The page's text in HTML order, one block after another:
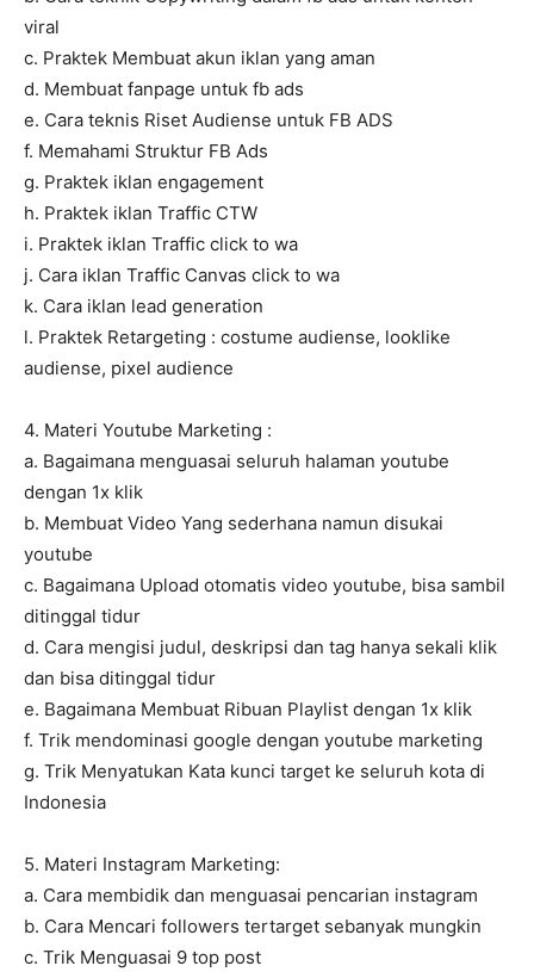
viral
c. Praktek Membuat akun iklan yang aman
d. Membuat fanpage untuk fb ads
e. Cara teknis Riset Audiense untuk FB ADS
f. Memahami Struktur FB Ads
g. Praktek iklan engagement
h. Praktek iklan Traffic CTW
i. Praktek iklan Traffic click to wa
j. Cara iklan Traffic Canvas click to wa
k. Cara iklan lead generation
l. Praktek Retargeting : costume audiense, looklike
audiense, pixel audience
4. Materi Youtube Marketing :
a. Bagaimana menguasai seluruh halaman youtube
dengan 1x klik
b. Membuat Video Yang sederhana namun disukai
youtube
c. Bagaimana Upload otomatis video youtube, bisa sambil
ditinggal tidur
d. Cara mengisi judul, deskripsi dan tag hanya sekali klik
dan bisa ditinggal tidur
e. Bagaimana Membuat Ribuan Playlist dengan 1x klik
f. Trik mendominasi google dengan youtube marketing
g. Trik Menyatukan Kata kunci target ke seluruh kota di
Indonesia
5. Materi Instagram Marketing:
a. Cara membidik dan menguasai pencarian instagram
b. Cara Mencari followers tertarget sebanyak mungkin
c. Trik Menguasai 9 top post